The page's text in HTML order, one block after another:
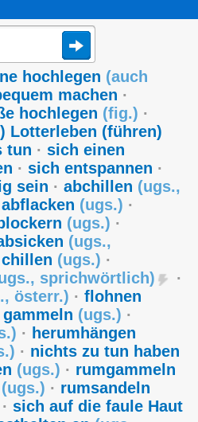
hochlegen (auch
machen ·
hochlegen (fig.) ·
Lotterleben (führen)
tun · sich einen
· sich entspannen ·
sein · abchillen (ugs.,
abflacken (ugs.) ·
(ugs.) ·
(ugs.,
chillen (ugs.) ·
, sprichwörtlich)
·
, österr.) · flohnen
gammeln (ugs.) ·
) · herumhängen
) · nichts zu tun haben
(ugs.) · rumgammeln
(ugs.) · rumsandeln
· sich auf die faule Haut